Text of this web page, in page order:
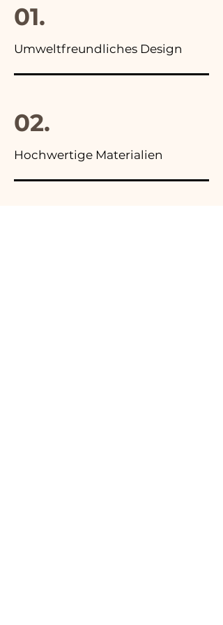
01.
Umweltfreundliches Design
02.
Hochwertige Materialien